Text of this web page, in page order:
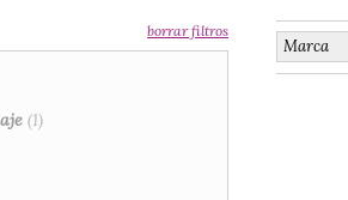
borrar filtros
(1)
Marca